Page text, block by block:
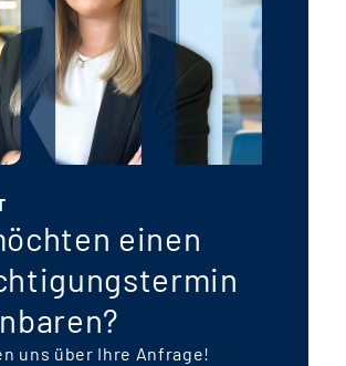
einen
uns über Ihre Anfrage!